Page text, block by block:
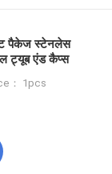
पैकेज स्टेनलेस
ट्यूब एंड कैप्स
： 1pcs